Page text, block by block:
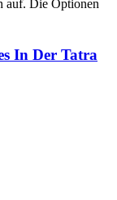
auf. Die Optionen
In Der Tatra